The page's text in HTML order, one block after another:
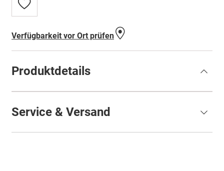
Zur
Wunschliste
Verfügbarkeit vor Ort prüfen
Produktdetails
Service & Versand